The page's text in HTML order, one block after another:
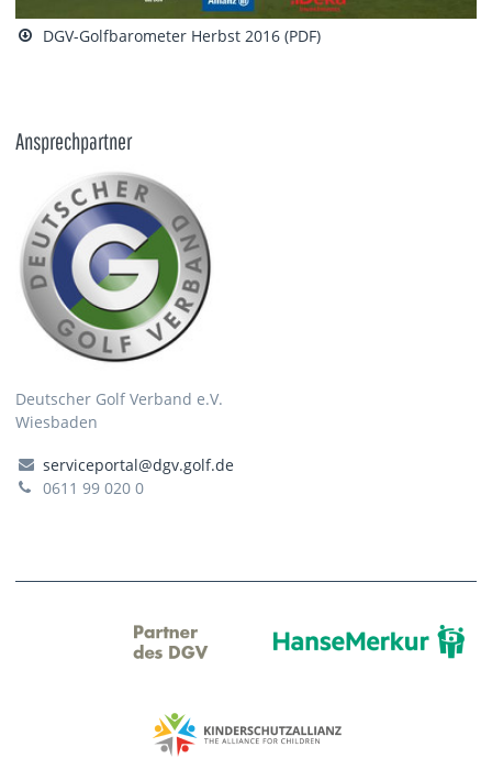
DGV-Golfbarometer Herbst 2016 (PDF)
Ansprechpartner
Deutscher Golf Verband e.V.
Wiesbaden
serviceportal@dgv.golf.de
0611 99 020 0